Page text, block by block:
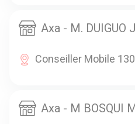
Axa - M. DUIGUO
Conseiller Mobile
Axa - M BOSQUI